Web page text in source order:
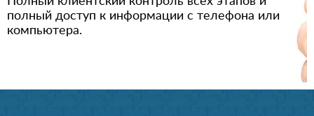
полный доступ к информации с телефона или
компьютера.